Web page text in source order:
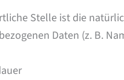
Stelle ist die
Daten (z. B.